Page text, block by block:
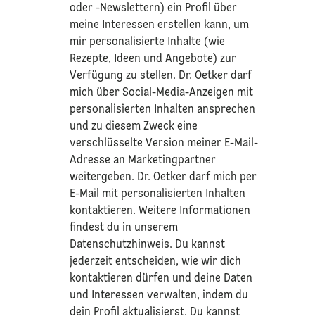
oder -Newslettern) ein Profil über
meine Interessen erstellen kann, um
mir personalisierte Inhalte (wie
Rezepte, Ideen und Angebote) zur
Verfügung zu stellen. Dr. Oetker darf
mich über Social-Media-Anzeigen mit
personalisierten Inhalten ansprechen
und zu diesem Zweck eine
verschlüsselte Version meiner E-Mail-
Adresse an Marketingpartner
weitergeben. Dr. Oetker darf mich per
E-Mail mit personalisierten Inhalten
kontaktieren. Weitere Informationen
findest du in unserem
Datenschutzhinweis. Du kannst
jederzeit entscheiden, wie wir dich
kontaktieren dürfen und deine Daten
und Interessen verwalten, indem du
dein Profil aktualisierst. Du kannst